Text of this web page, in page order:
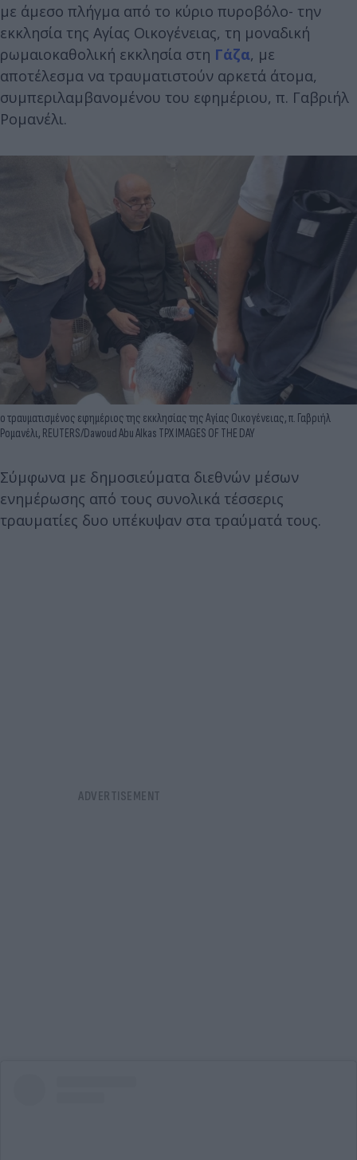
με άμεσο πλήγμα από το κύριο πυροβόλο- την
εκκλησία της Αγίας Οικογένειας, τη μοναδική
ρωμαιοκαθολική εκκλησία στη Γάζα, με
αποτέλεσμα να τραυματιστούν αρκετά άτομα,
συμπεριλαμβανομένου του εφημέριου, π. Γαβριήλ
Ρομανέλι.
ο τραυματισμένος εφημέριος της εκκλησίας της Αγίας Οικογένειας, π. Γαβριήλ
Ρομανέλι, REUTERS/Dawoud Abu Alkas TPX IMAGES OF THE DAY
Σύμφωνα με δημοσιεύματα διεθνών μέσων
ενημέρωσης από τους συνολικά τέσσερις
τραυματίες δυο υπέκυψαν στα τραύματά τους.